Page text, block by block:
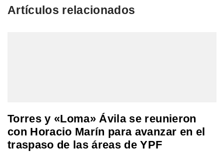
Artículos relacionados
Torres y «Loma» Ávila se reunieron
con Horacio Marín para avanzar en el
traspaso de las áreas de YPF